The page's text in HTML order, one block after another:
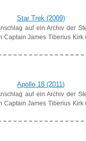
Star Trek (2009)
auf ein Archiv der
Captain James Tiberius Kirk
Apollo 18 (2011)
auf ein Archiv der
Captain James Tiberius Kirk